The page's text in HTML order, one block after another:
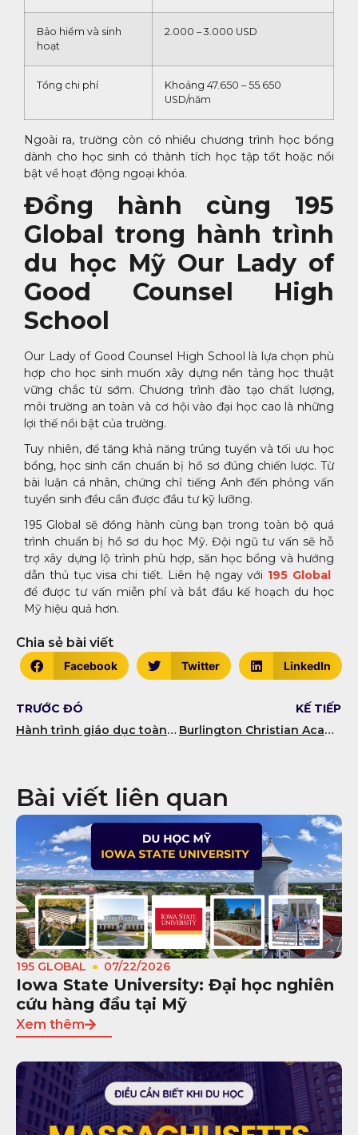
Bảo hiểm và sinh
hoạt
2.000 – 3.000 USD
Tổng chi phí
Khoảng 47.650 – 55.650
USD/năm
Ngoài ra, trường còn có nhiều chương trình học bổng
dành cho học sinh có thành tích học tập tốt hoặc nổi
bật về hoạt động ngoại khóa.
Đồng hành cùng 195
Global trong hành trình
du học Mỹ Our Lady of
Good Counsel High
School
Our Lady of Good Counsel High School là lựa chọn phù
hợp cho học sinh muốn xây dựng nền tảng học thuật
vững chắc từ sớm. Chương trình đào tạo chất lượng,
môi trường an toàn và cơ hội vào đại học cao là những
lợi thế nổi bật của trường.
Tuy nhiên, để tăng khả năng trúng tuyển và tối ưu học
bổng, học sinh cần chuẩn bị hồ sơ đúng chiến lược. Từ
bài luận cá nhân, chứng chỉ tiếng Anh đến phỏng vấn
tuyển sinh đều cần được đầu tư kỹ lưỡng.
195 Global sẽ đồng hành cùng bạn trong toàn bộ quá
trình chuẩn bị hồ sơ du học Mỹ. Đội ngũ tư vấn sẽ hỗ
trợ xây dựng lộ trình phù hợp, săn học bổng và hướng
dẫn thủ tục visa chi tiết. Liên hệ ngay với 195 Global
để được tư vấn miễn phí và bắt đầu kế hoạch du học
Mỹ hiệu quả hơn.
Chia sẻ bài viết
Facebook Twitter LinkedIn
TRƯỚC ĐÓ
Hành trình giáo dục toàn diện tại Cardigan Mountain School: Nơi gửi gắm niềm tin của cha mẹ
KẾ TIẾP
Burlington Christian Academy – Trường Trung học Tư thục hàng đầu tại Bắc Carolina
Bài viết liên quan
195 GLOBAL 07/22/2026
Iowa State University: Đại học nghiên
cứu hàng đầu tại Mỹ
Xem thêm